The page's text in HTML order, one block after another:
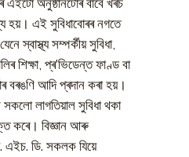
এইটো অনুষ্ঠানটোৰ বাবে খৰচ
হয়। এই সুবিধাবোৰৰ নগতে
স্বাস্থ্য সম্পৰ্কীয় সুবিধা,
শিক্ষা, প্ৰ’ভিডেন্ত ফাণ্ড বা
বৰঙণি আদি প্ৰদান কৰা হয়।
লাগতিয়াল সুবিধা থকা
কৰে। বিজ্ঞান আৰু
এইচ. ডি. সকলক যিয়ে